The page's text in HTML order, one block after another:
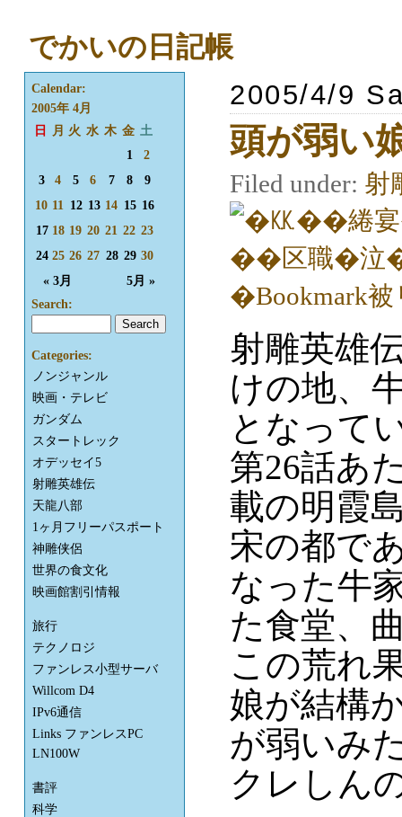
でかいの日記帳
2005/4/9
頭が弱い
Filed under: 射
射雕英雄
けの地、
となって
第26話あ
載の明霞
宋の都で
なった牛
た食堂、
この荒れ
娘が結構
が弱いみ
クレしん
Calendar:
2005年 4月
日
月 火 水 木 金 土
« 3月 5月 »
1
2
3
4 5 6 7 8
9
10 11 12 13 14 15 16
17 18 19 20 21 22 23
24 25 26 27 28 29 30
Search:
Categories:
ノンジャンル
映画・テレビ
ガンダム
スタートレック
オデッセイ5
射雕英雄伝
天龍八部
1ヶ月フリーパスポート
神雕侠侶
世界の食文化
映画館割引情報
旅行
テクノロジ
ファンレス小型サーバ
Willcom D4
IPv6通信
Links ファンレスPC
LN100W
書評
科学